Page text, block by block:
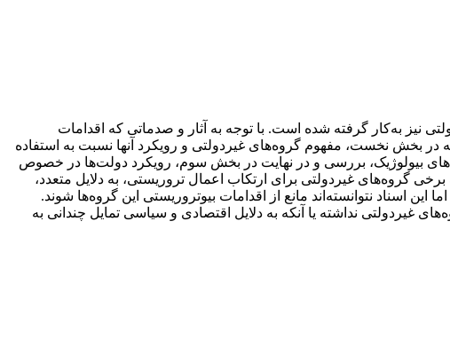
نیز به‌کار گرفته شده است. با توجه به آثار و صدماتی که اقدامات
در بخش نخست، مفهوم گروه‌های غیردولتی و رویکرد آنها نسبت به استفاده
بیولوژیک، بررسی و در نهایت در بخش سوم، رویکرد دولت‌ها در خصوص
گروه‌های غیردولتی برای ارتکاب اعمال تروریستی، به دلایل متعدد،
این اسناد نتوانسته‌اند مانع از اقدامات بیوتروریستی این گروه‌ها شوند.
غیردولتی نداشته یا آنکه به دلایل اقتصادی و سیاسی تمایل چندانی به